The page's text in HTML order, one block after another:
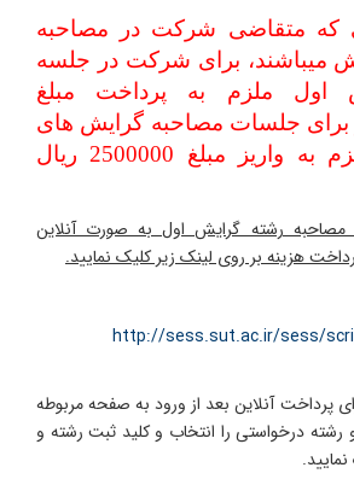
که متقاضی شرکت در مصاحبه
می‏باشند، برای شرکت در جلسه
اول ملزم به پرداخت مبلغ
ریال و برای جلسات مصاحبه گرایش های
دوم و مابعد ملزم به واریز مبلغ 2500000 ریال
رشته گرایش اول به صورت آنلاین
هزینه بر روی لینک زیر کلیک نمایید.
http://sess.sut.ac.ir/sess/
پرداخت آنلاین بعد از ورود به صفحه مربوطه
رشته درخواستی را انتخاب و کلید ثبت رشته و